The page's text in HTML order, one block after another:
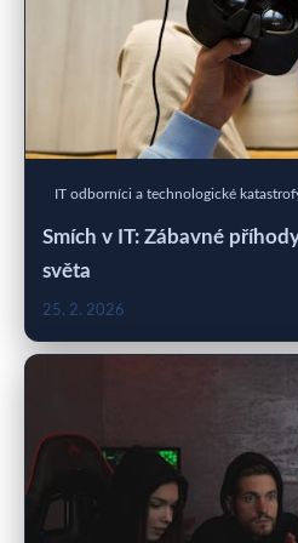
IT odborníci a technologické
Smích v IT: Zábavné
světa
25. 2. 2026